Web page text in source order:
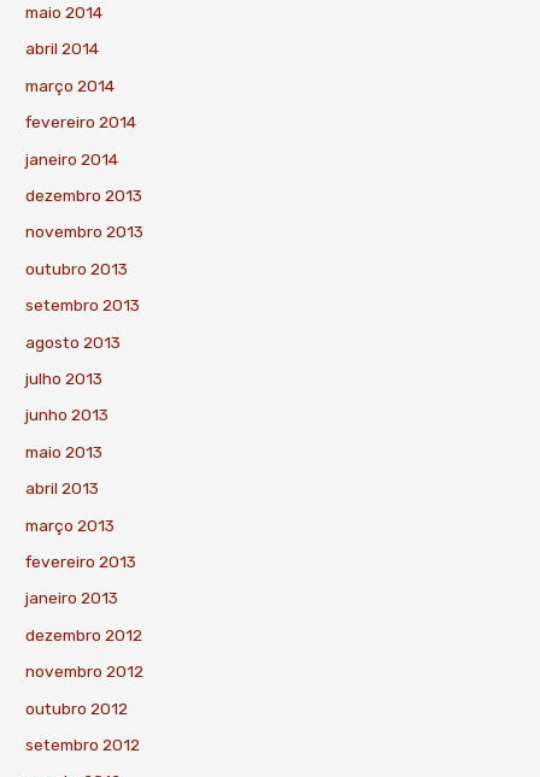
maio 2014
abril 2014
março 2014
fevereiro 2014
janeiro 2014
dezembro 2013
novembro 2013
outubro 2013
setembro 2013
agosto 2013
julho 2013
junho 2013
maio 2013
abril 2013
março 2013
fevereiro 2013
janeiro 2013
dezembro 2012
novembro 2012
outubro 2012
setembro 2012